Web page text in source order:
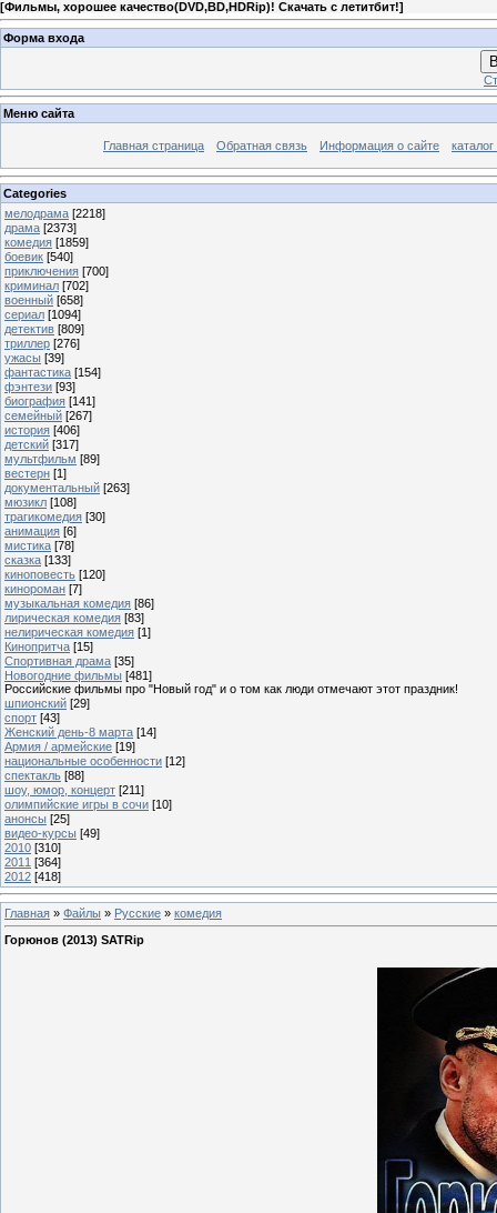
[Фильмы, хорошее качество(DVD,BD,HDRip)! Скачать с летитбит!]
Форма входа
Меню сайта
Главная страница Обратная связь Информация о сайте
Categories
мелодрама [2218]
драма [2373]
комедия [1859]
боевик [540]
приключения [700]
криминал [702]
военный [658]
сериал [1094]
детектив [809]
триллер [276]
ужасы [39]
фантастика [154]
фэнтези [93]
биография [141]
семейный [267]
история [406]
детский [317]
мультфильм [89]
вестерн [1]
документальный [263]
мюзикл [108]
трагикомедия [30]
анимация [6]
мистика [78]
сказка [133]
киноповесть [120]
кинороман [7]
музыкальная комедия [86]
лирическая комедия [83]
нелирическая комедия [1]
Кинопритча [15]
Спортивная драма [35]
Новогодние фильмы [481]
Российские фильмы про "Новый год" и о том как люди отмечают этот праздник!
шпионский [29]
спорт [43]
Женский день-8 марта [14]
Армия / армейские [19]
национальные особенности [12]
спектакль [88]
шоу, юмор, концерт [211]
олимпийские игры в сочи [10]
анонсы [25]
видео-курсы [49]
2010 [310]
2011 [364]
2012 [418]
Главная » Файлы » Русские » комедия
Горюнов (2013) SATRip